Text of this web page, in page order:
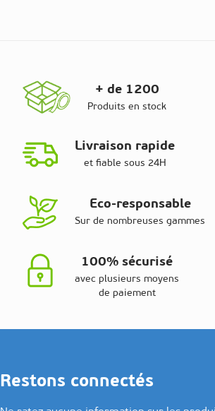
+ de 1200
Produits en stock
Livraison rapide
et fiable sous 24H
Eco-responsable
Sur de nombreuses gammes
100% sécurisé
avec plusieurs moyens
de paiement
Restons connectés